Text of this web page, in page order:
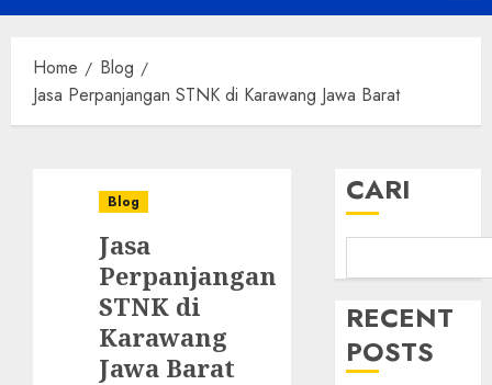
Menu
Home
Blog
Jasa Perpanjangan STNK di Karawang Jawa Barat
Blog
Jasa
Perpanjangan
STNK di
Karawang
Jawa Barat
CARI
RECENT
POSTS